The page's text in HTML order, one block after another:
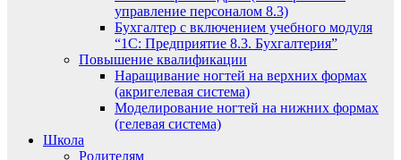
управление персоналом 8.3)
Бухгалтер с включением учебного модуля
“1С: Предприятие 8.3. Бухгалтерия”
Повышение квалификации
Наращивание ногтей на верхних формах
(акригелевая система)
Моделирование ногтей на нижних формах
(гелевая система)
Школа
Родителям